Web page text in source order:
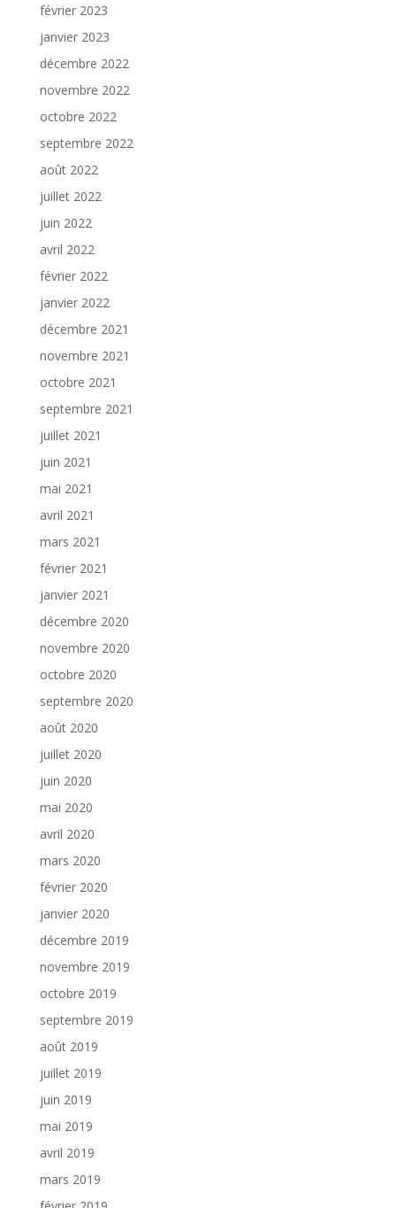
février 2023
janvier 2023
décembre 2022
novembre 2022
octobre 2022
septembre 2022
août 2022
juillet 2022
juin 2022
avril 2022
février 2022
janvier 2022
décembre 2021
novembre 2021
octobre 2021
septembre 2021
juillet 2021
juin 2021
mai 2021
avril 2021
mars 2021
février 2021
janvier 2021
décembre 2020
novembre 2020
octobre 2020
septembre 2020
août 2020
juillet 2020
juin 2020
mai 2020
avril 2020
mars 2020
février 2020
janvier 2020
décembre 2019
novembre 2019
octobre 2019
septembre 2019
août 2019
juillet 2019
juin 2019
mai 2019
avril 2019
mars 2019